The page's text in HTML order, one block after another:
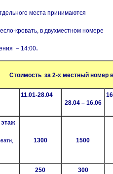
места принимаются
кровать, в двухместном номере
– 14:00.
Стоимость за 2-х местный номер в
11.01-28.04
28.04 – 16.06
1300 1500
250
300